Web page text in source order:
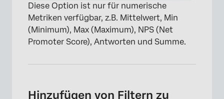
×
Diese Option ist nur für numerische
Metriken verfügbar, z.B. Mittelwert, Min
(Minimum), Max (Maximum), NPS (Net
Promoter Score), Antworten und Summe.
Hinzufügen von Filtern zu